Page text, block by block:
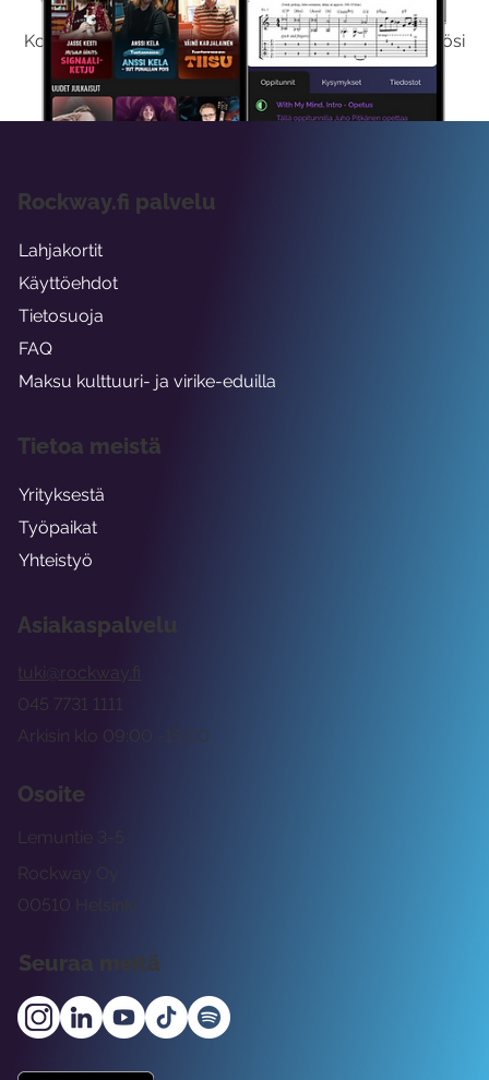
Kokeilemalla ilmaiseksi saat koko sisältömme käyttöösi
viikon ajaksi.
Asiakaspalvelu
tuki@rockway.fi
Arkisin klo 09:00 -15:00
045 7731 1111
Osoite
Rockway Oy
Lemuntie 3-5
00510 Helsinki
Seuraa meitä
Rockway.fi palvelu
Lahjakortit
Käyttöehdot
Tietosuoja
FAQ
Maksu kulttuuri- ja virike-eduilla
Tietoa meistä
Yrityksestä
Työpaikat
Yhteistyö